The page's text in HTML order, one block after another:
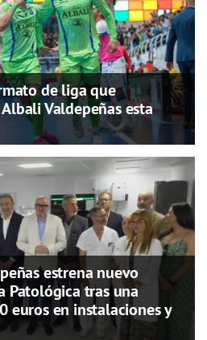
de liga que
Valdepeñas esta
estrena nuevo
Patológica tras una
euros en instalaciones y